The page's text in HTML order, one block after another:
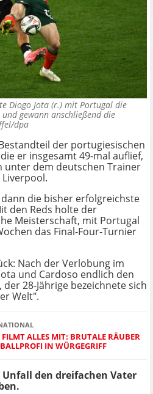
Diogo Jota (r.) mit Portugal die
gewann anschließend die
dpa
der portugiesischen
er insgesamt 49-mal auflief,
unter dem deutschen Trainer
Liverpool.
die bisher erfolgreichste
den Reds holte der
Meisterschaft, mit Portugal
das Final-Four-Turnier
Nach der Verlobung im
und Cardoso endlich den
28-Jährige bezeichnete sich
Welt".
FILMT ALLES MIT: BRUTALE RÄUBER
IN WÜRGEGRIFF
den dreifachen Vater